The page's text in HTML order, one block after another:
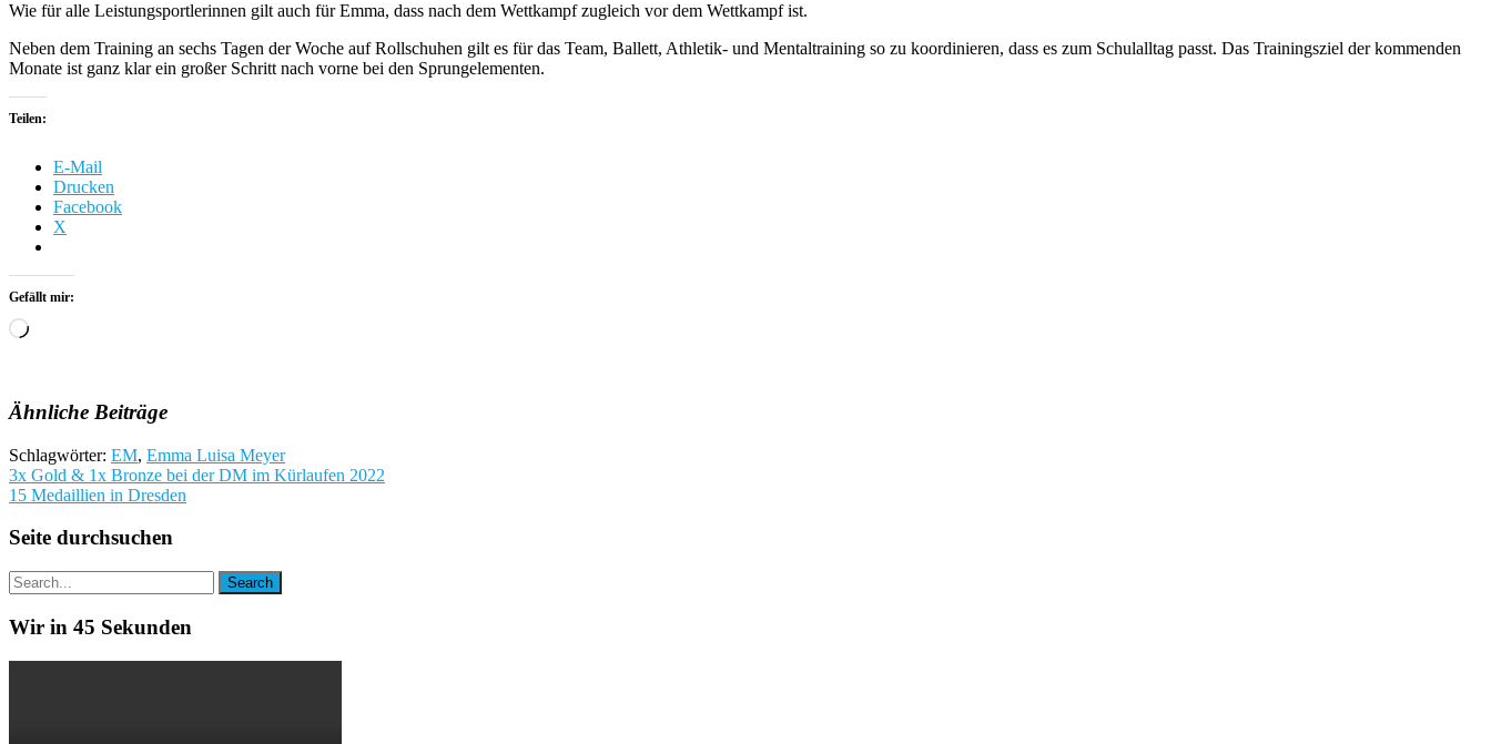
Wie für alle Leistungsportlerinnen gilt auch für Emma, dass nach dem Wettkampf zugleich vor dem Wettkampf ist.
Neben dem Training an sechs Tagen der Woche auf Rollschuhen gilt es für das Team, Ballett, Athletik- und Mentaltraining so zu koordinieren, dass es zum Schulalltag passt. Das Trainingsziel der kommenden
Monate ist ganz klar ein großer Schritt nach vorne bei den Sprungelementen.
Teilen:
E-Mail
Drucken
Facebook
X
Gefällt mir:
Wird
Ähnliche Beiträge
Schlagwörter: EM, Emma Luisa Meyer
Beitragsnavigation
3x Gold & 1x Bronze bei der DM im Kürlaufen 2022
15 Medaillien in Dresden
Seite durchsuchen
Wir in 45 Sekunden